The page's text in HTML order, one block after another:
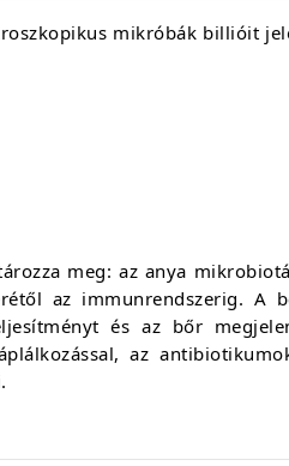
mikróbák billióit
meg: az anya
az immunrendszerig. A
és az bőr
az